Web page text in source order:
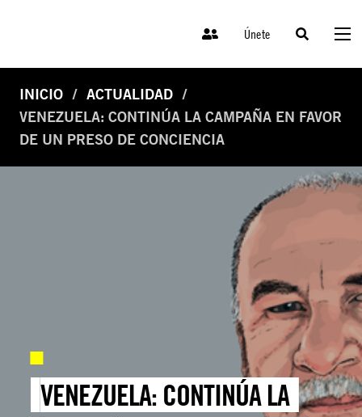
Únete
INICIO
ACTUALIDAD
VENEZUELA: CONTINÚA LA CAMPAÑA EN FAVOR
DE UN PRESO DE CONCIENCIA
VENEZUELA: CONTINÚA LA